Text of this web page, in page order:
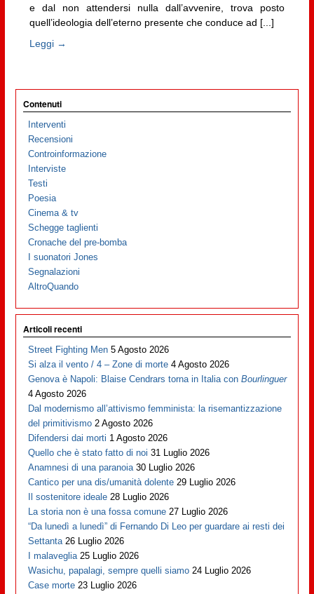
e dal non attendersi nulla dall’avvenire, trova posto
quell’ideologia dell’eterno presente che conduce ad [...]
Leggi →
Contenuti
Interventi
Recensioni
Controinformazione
Interviste
Testi
Poesia
Cinema & tv
Schegge taglienti
Cronache del pre-bomba
I suonatori Jones
Segnalazioni
AltroQuando
Articoli recenti
Street Fighting Men 5 Agosto 2026
Si alza il vento / 4 – Zone di morte 4 Agosto 2026
Genova è Napoli: Blaise Cendrars torna in Italia conBourlinguer
4 Agosto 2026
Dal modernismo all’attivismo femminista: la risemantizzazione
del primitivismo 2 Agosto 2026
Difendersi dai morti 1 Agosto 2026
Quello che è stato fatto di noi 31 Luglio 2026
Anamnesi di una paranoia 30 Luglio 2026
Cantico per una dis/umanità dolente 29 Luglio 2026
Il sostenitore ideale 28 Luglio 2026
La storia non è una fossa comune 27 Luglio 2026
“Da lunedì a lunedì” di Fernando Di Leo per guardare ai resti dei
Settanta 26 Luglio 2026
I malaveglia 25 Luglio 2026
Wasichu, papalagi, sempre quelli siamo 24 Luglio 2026
Case morte 23 Luglio 2026